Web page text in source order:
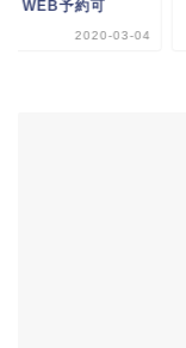
！WEB予約可
2020-03-04